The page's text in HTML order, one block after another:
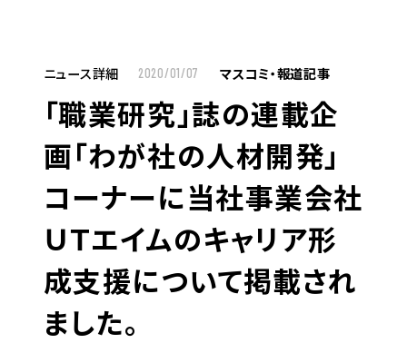
お仕事をお探しの方へ
お仕事をお探しの方へTOP
はたらく人への想い
UTグループの歩み
キャリア形成支援
求人サイト 貯まるワークはこちらか
ら
ニュース詳細 2020/01/07 マスコミ・報道記事
「職業研究」誌の連載企
画「わが社の人材開発」
コーナーに当社事業会社
ＵＴエイムのキャリア形
成支援について掲載され
ました。